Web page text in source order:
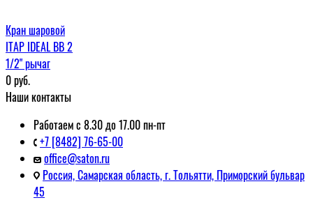
Кран шаровой
ITAP IDEAL ВВ 2
1/2" рычаг
0руб.
Наши контакты
Работаем с 8.30 до 17.00 пн-пт
+7 [8482] 76-65-00
office@saton.ru
Россия, Самарская область, г. Тольятти, Приморский бульвар
45